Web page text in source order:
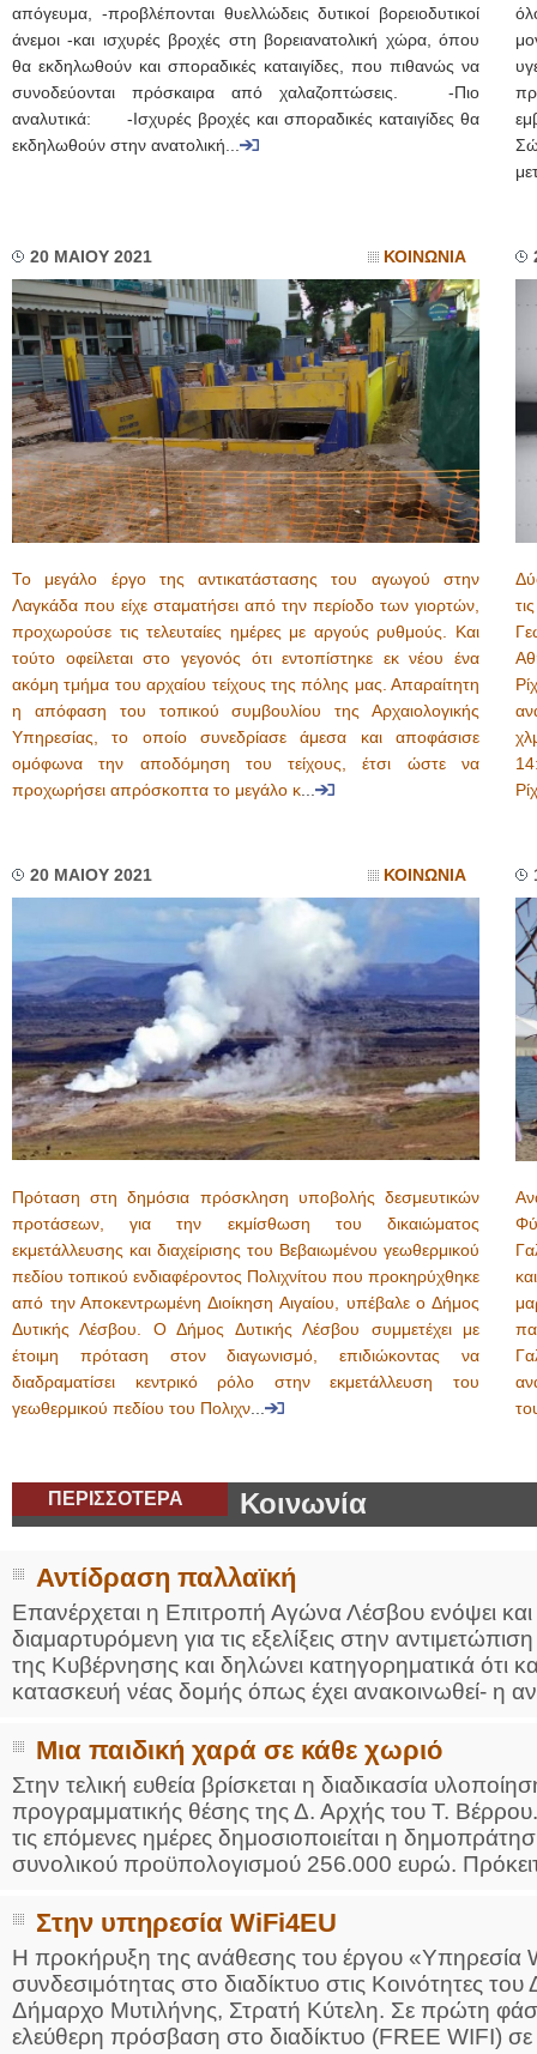
απόγευμα, -προβλέπονται θυελλώδεις δυτικοί βορειοδυτικοί
άνεμοι -και ισχυρές βροχές στη βορειανατολική χώρα, όπου
θα εκδηλωθούν και σποραδικές καταιγίδες, που πιθανώς να
συνοδεύονται πρόσκαιρα από χαλαζοπτώσεις. -Πιο
αναλυτικά: -Ισχυρές βροχές και σποραδικές καταιγίδες θα
εκδηλωθούν στην ανατολική...
20 ΜΑΙΟΥ 2021 ΚΟΙΝΩΝΙΑ
Το μεγάλο έργο της αντικατάστασης του αγωγού στην
Λαγκάδα που είχε σταματήσει από την περίοδο των γιορτών,
προχωρούσε τις τελευταίες ημέρες με αργούς ρυθμούς. Και
τούτο οφείλεται στο γεγονός ότι εντοπίστηκε εκ νέου ένα
ακόμη τμήμα του αρχαίου τείχους της πόλης μας. Απαραίτητη
η απόφαση του τοπικού συμβουλίου της Αρχαιολογικής
Υπηρεσίας, το οποίο συνεδρίασε άμεσα και αποφάσισε
ομόφωνα την αποδόμηση του τείχους, έτσι ώστε να
προχωρήσει απρόσκοπτα το μεγάλο κ...
20 ΜΑΙΟΥ 2021 ΚΟΙΝΩΝΙΑ
Πρόταση στη δημόσια πρόσκληση υποβολής δεσμευτικών
προτάσεων, για την εκμίσθωση του δικαιώματος
εκμετάλλευσης και διαχείρισης του Βεβαιωμένου γεωθερμικού
πεδίου τοπικού ενδιαφέροντος Πολιχνίτου που προκηρύχθηκε
από την Αποκεντρωμένη Διοίκηση Αιγαίου, υπέβαλε ο Δήμος
Δυτικής Λέσβου. Ο Δήμος Δυτικής Λέσβου συμμετέχει με
έτοιμη πρόταση στον διαγωνισμό, επιδιώκοντας να
διαδραματίσει κεντρικό ρόλο στην εκμετάλλευση του
γεωθερμικού πεδίου του Πολιχν...
ΠΕΡΙΣΣΟΤΕΡΑ Κοινωνία
Αντίδραση παλλαϊκή
Επανέρχεται η Επιτροπή Αγώνα Λέσβου ενόψει
διαμαρτυρόμενη για τις εξελίξεις στην
της Κυβέρνησης και δηλώνει κατηγορηματικά ότι
κατασκευή νέας δομής όπως έχει ανακοινωθεί- η
Μια παιδική χαρά σε κάθε χωριό
Στην τελική ευθεία βρίσκεται η διαδικασία
προγραμματικής θέσης της Δ. Αρχής του Τ.
τις επόμενες ημέρες δημοσιοποιείται η
συνολικού προϋπολογισμού 256.000 ευρώ.
Στην υπηρεσία WiFi4EU
H προκήρυξη της ανάθεσης του έργου
συνδεσιμότητας στο διαδίκτυο στις Κοινότητες
Δήμαρχο Μυτιλήνης, Στρατή Κύτελη. Σε πρώτη
ελεύθερη πρόσβαση στο διαδίκτυο (FREE WIFI)